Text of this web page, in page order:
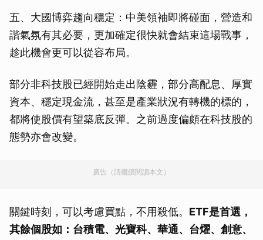
五、大國博弈趨向穩定：中美領袖即將碰面，營造和
諧氣氛有其必要，更加確定很快就會結束這場戰事，
趁此機會更可以從容布局。
部分非科技股已經開始走出陰霾，部分高配息、厚實
資本、穩定現金流，甚至是產業狀況有轉機的標的，
都將使股價有望築底反彈。之前過度偏頗在科技股的
態勢亦會改變。
廣告（請繼續閱讀本文）
關鍵時刻，可以考慮買點，不用殺低。 ETF是首選，
其餘個股如：台積電、光寶科、華通、台燿、創意、